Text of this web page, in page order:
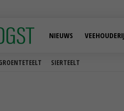
SIERTEELT
NIEUWS VEEHOUDERIJ